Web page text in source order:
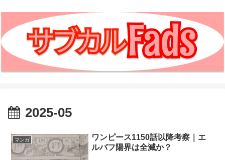
2025-05
マンガ
ワンピース1150話以降考察｜エ
ルバフ陽界は全滅か？